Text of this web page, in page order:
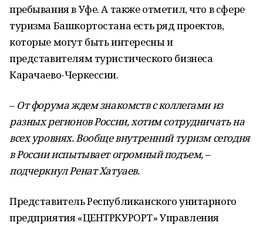
пребывания в Уфе. А также отметил, что в сфере
туризма Башкортостана есть ряд проектов,
которые могут быть интересны и
представителям туристического бизнеса
Карачаево-Черкессии.
– От форума ждем знакомств с коллегами из
разных регионов России, хотим сотрудничать на
всех уровнях. Вообще внутренний туризм сегодня
в России испытывает огромный подъем, –
подчеркнул Ренат Хатуаев.
Представитель Республиканского унитарного
предприятия «ЦЕНТРКУРОРТ» Управления